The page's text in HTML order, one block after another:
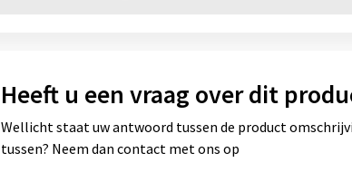
Heeft u een vraag over dit
Wellicht staat uw antwoord tussen de product
tussen? Neem dan contact met ons op